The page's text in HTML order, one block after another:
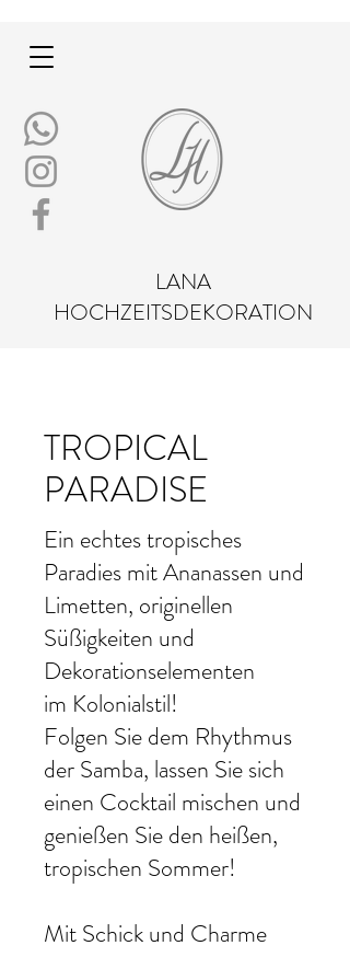
LANA
HOCHZEITSDEKORATION
Mit Schick und Charme
TROPICAL
PARADISE
Ein echtes tropisches
Paradies mit Ananassen und
Limetten, originellen
Süßigkeiten und
Dekorationselementen
im Kolonialstil!
Folgen Sie dem Rhythmus
der Samba, lassen Sie sich
einen Cocktail mischen und
genießen Sie den heißen,
tropischen Sommer!
Mit Schick und Charme